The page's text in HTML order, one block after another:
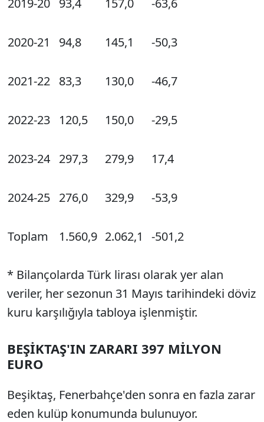
2019-20 93,4 157,0 -63,6
2020-21 94,8 145,1 -50,3
2021-22 83,3 130,0 -46,7
2022-23 120,5 150,0 -29,5
2023-24 297,3 279,9 17,4
2024-25 276,0 329,9 -53,9
Toplam 1.560,9 2.062,1 -501,2
* Bilançolarda Türk lirası olarak yer alan
veriler, her sezonun 31 Mayıs tarihindeki döviz
kuru karşılığıyla tabloya işlenmiştir.
BEŞİKTAŞ'IN ZARARI 397 MİLYON
EURO
Beşiktaş, Fenerbahçe'den sonra en fazla zarar
eden kulüp konumunda bulunuyor.